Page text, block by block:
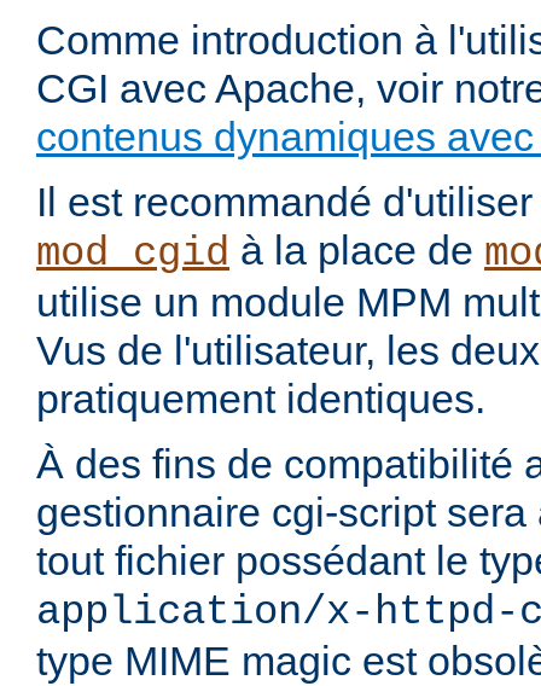
Comme introduction à
CGI avec Apache, voir
contenus dynamiques
Il est recommandé
mod_cgid à la place de
utilise un module MPM
Vus de l'utilisateur, les
pratiquement identiques.
À des fins de compatibilité
gestionnaire cgi-script
tout fichier possédant le
application/x-httpd-
type MIME magic est